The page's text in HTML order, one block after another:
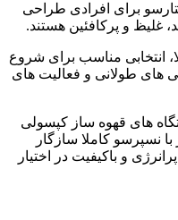
برای افرادی طراحی
غلیظ و پرکافئین هستند.
انتخابی مناسب برای شروع
های طولانی و فعالیت های
های قهوه ساز کپسولی
نسپرسو کاملا سازگار
و باکیفیت در اختیار